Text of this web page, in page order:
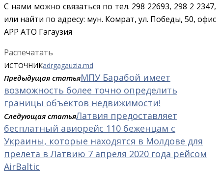
С нами можно связаться по тел. 298 22693, 298 2 2347,
или найти по адресу: мун. Комрат, ул. Победы, 50, офис
АРР АТО Гагаузия
Распечатать
ИСТОЧНИКadrgagauzia.md
Предыдущая статьяМПУ Барабой имеет
возможность более точно определить
границы объектов недвижимости!
Следующая статьяЛатвия предоставляет
бесплатный авиорейс 110 беженцам с
Украины, которые находятся в Молдове для
прелета в Латвию 7 апреля 2020 года рейсом
AirBaltic